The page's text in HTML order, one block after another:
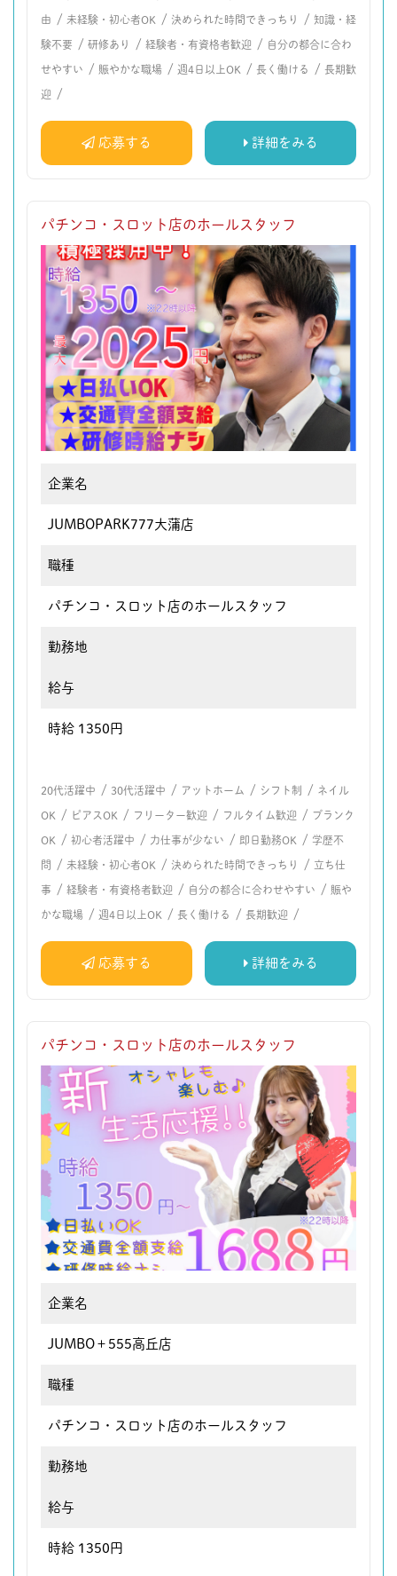
由 / 未経験・初心者OK / 決められた時間できっちり / 知識・経
験不要 / 研修あり / 経験者・有資格者歓迎 / 自分の都合に合わ
せやすい / 賑やかな職場 / 週4日以上OK / 長く働ける / 長期歓
迎 /
応募する 詳細をみる
パチンコ・スロット店のホールスタッフ
企業名
JUMBOPARK777大蒲店
職種
パチンコ・スロット店のホールスタッフ
勤務地
給与
時給 1350円
20代活躍中 / 30代活躍中 / アットホーム / シフト制 / ネイル
OK / ピアスOK / フリーター歓迎 / フルタイム歓迎 / ブランク
OK / 初心者活躍中 / 力仕事が少ない / 即日勤務OK / 学歴不
問 / 未経験・初心者OK / 決められた時間できっちり / 立ち仕
事 / 経験者・有資格者歓迎 / 自分の都合に合わせやすい / 賑や
かな職場 / 週4日以上OK / 長く働ける / 長期歓迎 /
応募する 詳細をみる
パチンコ・スロット店のホールスタッフ
企業名
JUMBO＋555高丘店
職種
パチンコ・スロット店のホールスタッフ
勤務地
給与
時給 1350円